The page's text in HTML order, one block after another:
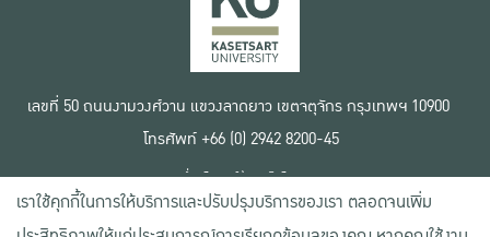
เลขที่ 50 ถนนงามวงศ์วาน แขวงลาดยาว เขตจตุจักร กรุงเทพฯ 10900
โทรศัพท์ +66 (0) 2942 8200-45
เงื่อนไขการใช้งานเว็บไซต์
ข้อตกลงด้านสิทธิ์ใช้งาน
นโยบายความเป็นส่วนตัว
เราใช้คุกกี้ในการให้บริการและปรับปรุงบริการของเรา ตลอดจนเพิ่ม